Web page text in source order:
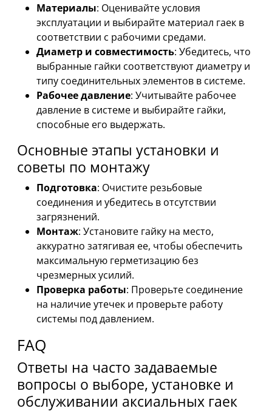
Материалы: Оценивайте условия
эксплуатации и выбирайте материал гаек в
соответствии с рабочими средами.
Диаметр и совместимость: Убедитесь, что
выбранные гайки соответствуют диаметру и
типу соединительных элементов в системе.
Рабочее давление: Учитывайте рабочее
давление в системе и выбирайте гайки,
способные его выдержать.
Основные этапы установки и
советы по монтажу
Подготовка: Очистите резьбовые
соединения и убедитесь в отсутствии
загрязнений.
Монтаж: Установите гайку на место,
аккуратно затягивая ее, чтобы обеспечить
максимальную герметизацию без
чрезмерных усилий.
Проверка работы: Проверьте соединение
на наличие утечек и проверьте работу
системы под давлением.
FAQ
Ответы на часто задаваемые
вопросы о выборе, установке и
обслуживании аксиальных гаек